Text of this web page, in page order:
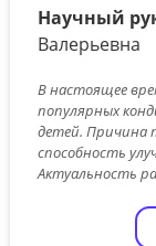
Научный
Валерьевна
В настоящее
популярных
детей. Причина
способность
Актуальность